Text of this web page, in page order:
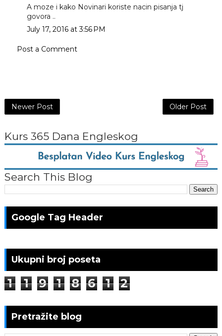
A moze i kako Novinari koriste nacin pisanja tj
govora ..
July 17, 2016 at 3:56 PM
Post a Comment
Newer Post Older Post
Kurs 365 Dana Engleskog
Search This Blog
Google Tag Header
Ukupni broj poseta
1 1 9 1 8 6 1 2
Pretražite blog